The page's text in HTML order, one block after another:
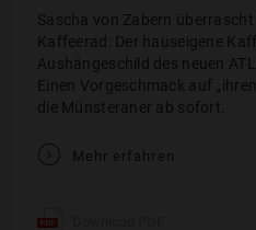
Sascha von Zabern
Kaffeerad: Der hauseigene
Aushängeschild des neuen
Einen Vorgeschmack auf
die Münsteraner ab sofort.
V Mehr erfahren